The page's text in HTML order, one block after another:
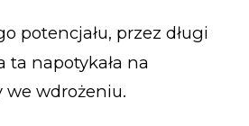
potencjału, przez długi
ta napotykała na
we wdrożeniu.